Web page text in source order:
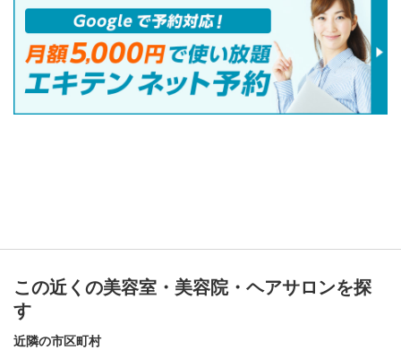
この近くの美容室・美容院・ヘアサロンを探
す
近隣の市区町村